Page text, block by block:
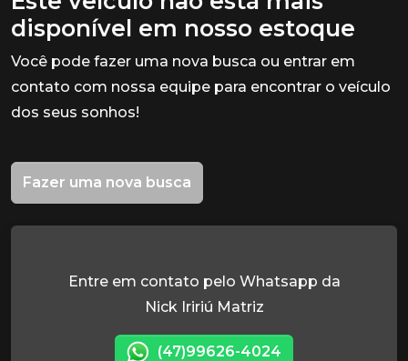
disponível em nosso estoque
Você pode fazer uma nova busca ou entrar em
contato com nossa equipe para encontrar o veículo
dos seus sonhos!
Fazer uma nova busca
Entre em contato pelo Whatsapp da
Nick Iririú Matriz
(47)99626-4024